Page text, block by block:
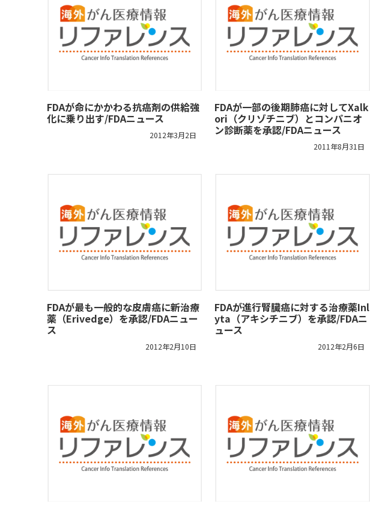
FDAが命にかかわる抗癌剤の供給強
化に乗り出す/FDAニュース
2012年3月2日
FDAが一部の後期肺癌に対してXalk
ori（クリゾチニブ）とコンパニオ
ン診断薬を承認/FDAニュース
2011年8月31日
FDAが最も一般的な皮膚癌に新治療
薬（Erivedge）を承認/FDAニュー
ス
2012年2月10日
FDAが進行腎臓癌に対する治療薬Inl
yta（アキシチニブ）を承認/FDAニ
ュース
2012年2月6日